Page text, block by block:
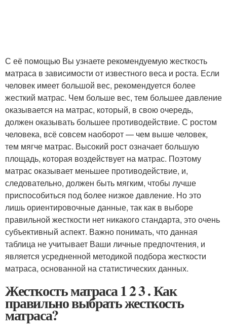
С её помощью Вы узнаете рекомендуемую жесткость
матраса в зависимости от известного веса и роста. Если
человек имеет большой вес, рекомендуется более
жесткий матрас. Чем больше вес, тем большее давление
оказывается на матрас, который, в свою очередь,
должен оказывать большее противодействие. С ростом
человека, всё совсем наоборот — чем выше человек,
тем мягче матрас. Высокий рост означает большую
площадь, которая воздействует на матрас. Поэтому
матрас оказывает меньшее противодействие, и,
следовательно, должен быть мягким, чтобы лучше
приспособиться под более низкое давление. Но это
лишь ориентировочные данные, так как в выборе
правильной жесткости нет никакого стандарта, это очень
субъективный аспект. Важно понимать, что данная
таблица не учитывает Ваши личные предпочтения, и
является усредненной методикой подбора жесткости
матраса, основанной на статистических данных.
Жесткость матраса 1 2 3 . Как
правильно выбрать жесткость
матраса?